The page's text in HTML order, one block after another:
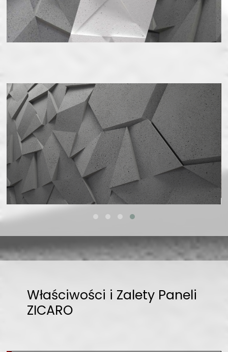
Właściwości i Zalety Paneli
ZICARO